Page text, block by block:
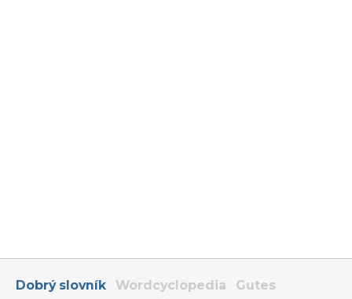
Dobrý slovník Wordcyclopedia
Gutes